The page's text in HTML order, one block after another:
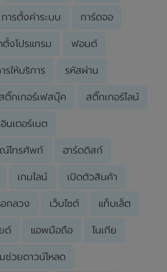
การตั้งค่าระบบ การ์ดจอ
งโปรแกรม ฟอนต์
รให้บริการ รหัสผ่าน
สติ๊กเกอร์เฟสบุ๊ค สติ๊กเกอร์ไลน์
อินเตอร์เนต
โทรศัพท์ ฮาร์ดดิสก์
เกมไลน์ เปิดตัวสินค้า
อกลวง เว็บไซต์ แท็บเล็ต
ด์ แอพมือถือ โนเกีย
ช่วยดาวน์โหลด